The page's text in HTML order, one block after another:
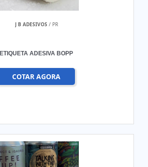
J B ADESIVOS / PR
ETIQUETA ADESIVA BOPP
COTAR AGORA